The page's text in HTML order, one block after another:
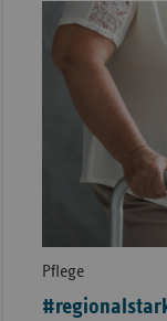
Pflege